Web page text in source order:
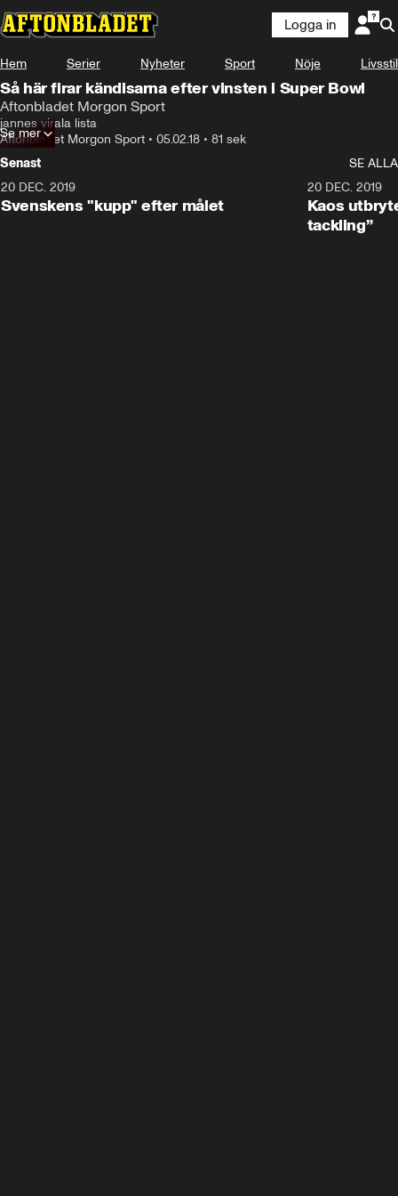
Logga in
Hem Serier Nyheter Sport Nöje Livsstil
Så här firar kändisarna efter vinsten i Super Bowl
Aftonbladet Morgon Sport
jannes virala lista
Aftonbladet Morgon Sport • 05.02.18 • 81 sek
Se mer
Senast
SE ALLA
20 DEC. 2019
Svenskens "kupp" efter målet
20 DEC. 2019
Kaos
tackling”